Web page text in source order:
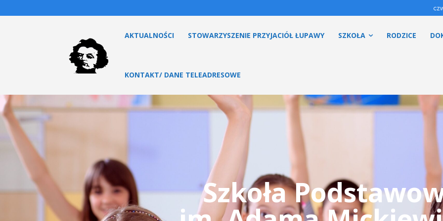
AKTUALNOŚCI STOWARZYSZENIE PRZYJACIÓŁ ŁUPAWY SZKOŁA RODZICE
KONTAKT/ DANE TELEADRESOWE
Szkoła